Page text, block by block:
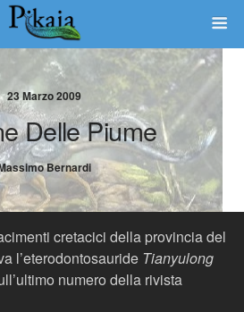
23 Marzo 2009
Delle Piume
Bernardi
cretacici della provincia del
l’eterodontosauride Tianyulong
numero della rivista